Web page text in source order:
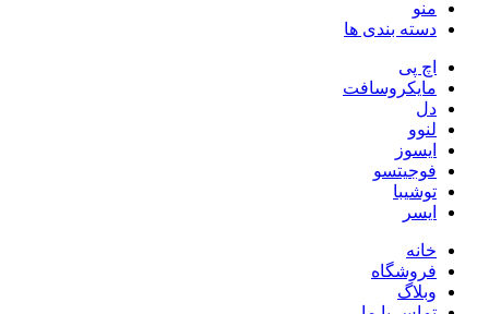
منو
دسته بندی ها
اچ پی
مایکروسافت
دل
لنوو
ایسوز
فوجیتسو
توشیبا
ایسر
خانه
فروشگاه
وبلاگ